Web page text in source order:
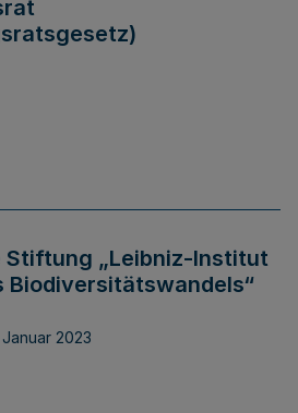
Stiftung „Leibniz-Institut
Biodiversitätswandels“
Januar 2023